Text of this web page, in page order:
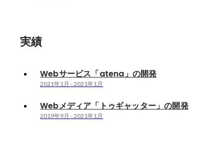
実績
Webサービス「atena」の開発
2021年1月 -2021年1月
Webメディア「トゥギャッター」の開発
2019年9月 -2021年1月